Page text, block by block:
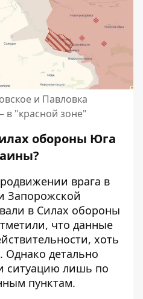
и Павловка
в "красной зоне"
обороны Юга
врага в
Запорожской
в Силах обороны
что данные
хоть
Однако детально
ситуацию лишь по
пунктам.